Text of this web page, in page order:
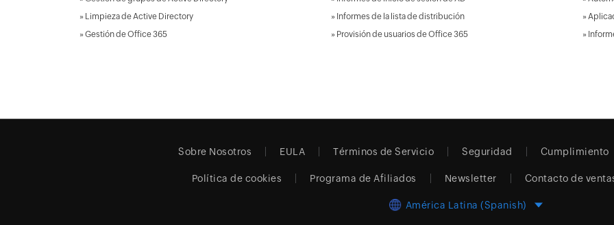
» Limpieza de Active Directory
»Gestión de Office 365
» Informes de la lista de distribución
» Provisión de usuarios de Office 365
»
»
Sobre Nosotros EULA Términos de Servicio Seguridad Cumplimiento
Política de cookies Programa de Afiliados Newsletter Contacto de
América Latina (Spanish)